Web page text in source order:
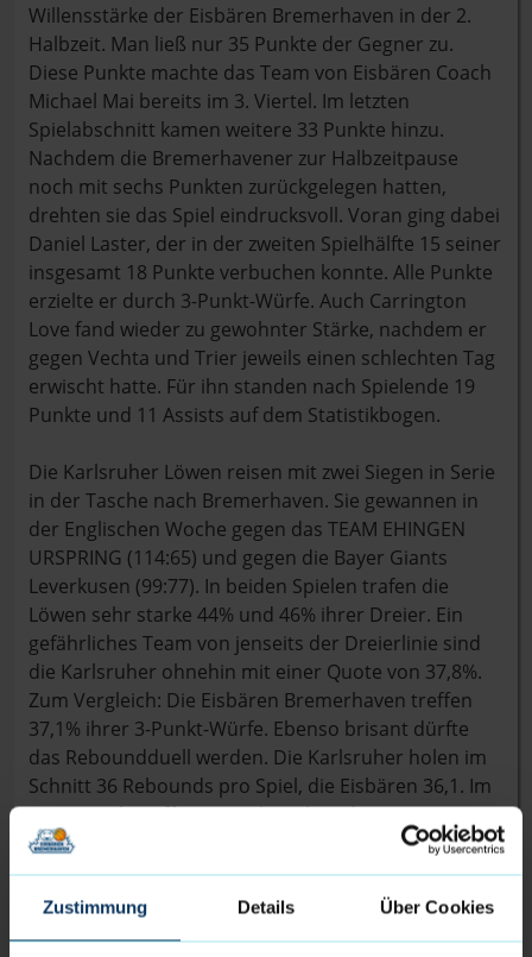
Zustimmung Details Über Cookies
Willensstärke der Eisbären Bremerhaven in der 2.
Halbzeit. Man ließ nur 35 Punkte der Gegner zu.
Diese Punkte machte das Team von Eisbären Coach
Michael Mai bereits im 3. Viertel. Im letzten
Spielabschnitt kamen weitere 33 Punkte hinzu.
Nachdem die Bremerhavener zur Halbzeitpause
noch mit sechs Punkten zurückgelegen hatten,
drehten sie das Spiel eindrucksvoll. Voran ging dabei
Daniel Laster, der in der zweiten Spielhälfte 15 seiner
insgesamt 18 Punkte verbuchen konnte. Alle Punkte
erzielte er durch 3-Punkt-Würfe. Auch Carrington
Love fand wieder zu gewohnter Stärke, nachdem er
gegen Vechta und Trier jeweils einen schlechten Tag
erwischt hatte. Für ihn standen nach Spielende 19
Punkte und 11 Assists auf dem Statistikbogen.
Die Karlsruher Löwen reisen mit zwei Siegen in Serie
in der Tasche nach Bremerhaven. Sie gewannen in
der Englischen Woche gegen das TEAM EHINGEN
URSPRING (114:65) und gegen die Bayer Giants
Leverkusen (99:77). In beiden Spielen trafen die
Löwen sehr starke 44% und 46% ihrer Dreier. Ein
gefährliches Team von jenseits der Dreierlinie sind
die Karlsruher ohnehin mit einer Quote von 37,8%.
Zum Vergleich: Die Eisbären Bremerhaven treffen
37,1% ihrer 3-Punkt-Würfe. Ebenso brisant dürfte
das Reboundduell werden. Die Karlsruher holen im
Schnitt 36 Rebounds pro Spiel, die Eisbären 36,1. Im
Zentrum des Offensivspiels stehen die Topscorer
Stanley Whittaker jr. (21,9 ppg), Ferdinand Zylka
(18,9ppg, 41,3% 3P) und TreVion Crews (13,7 ppg,
90,5% FT).